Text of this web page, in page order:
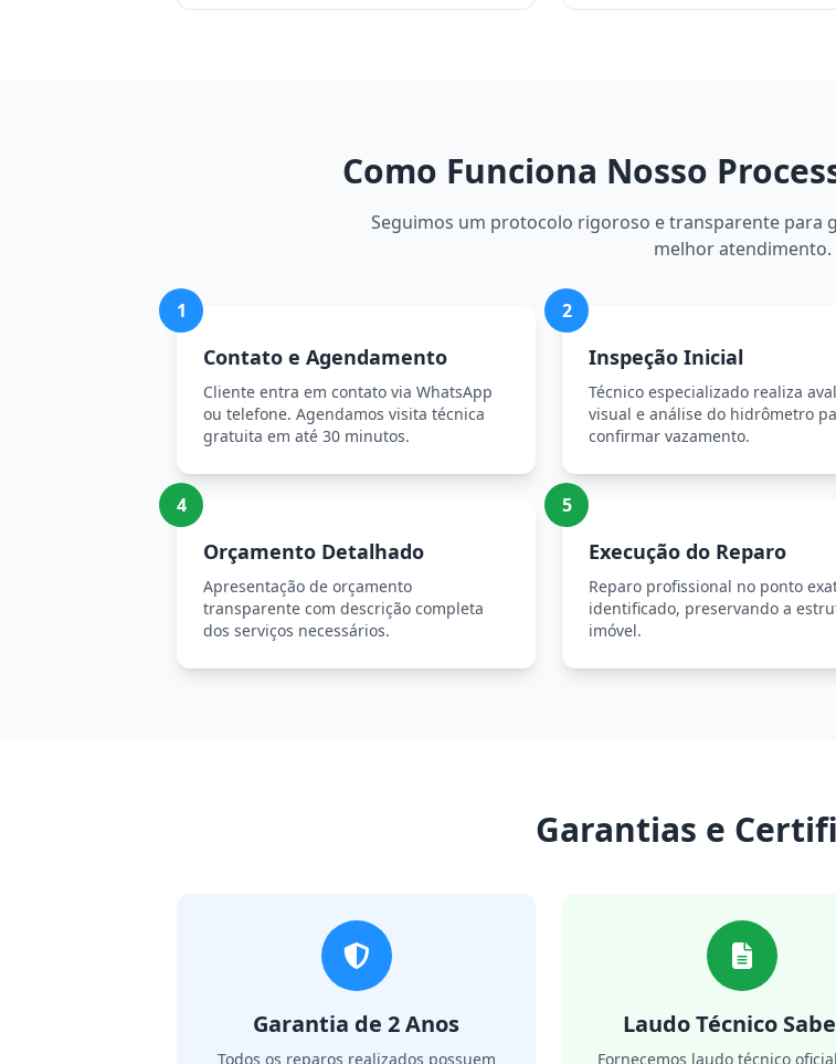
Como Funciona Nosso
Seguimos um protocolo rigoroso e transparente para
melhor atendimento.
1
Contato e Agendamento
Cliente entra em contato via WhatsApp
ou telefone. Agendamos visita técnica
gratuita em até 30 minutos.
2
Inspeção Inicial
Técnico especializado realiza
visual e análise do hidrômetro
confirmar vazamento.
4
Orçamento Detalhado
Apresentação de orçamento
transparente com descrição completa
dos serviços necessários.
5
Execução do Reparo
Reparo profissional no ponto
identificado, preservando a
imóvel.
Garantias e
Garantia de 2 Anos
Todos os reparos realizados possuem
Laudo Técnico
Fornecemos laudo técnico